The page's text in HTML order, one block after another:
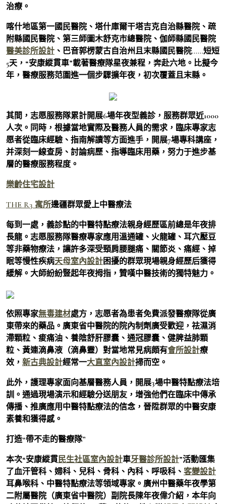
治療。
喀什地區第一國民醫院、塔什庫爾干塔吉克自治縣醫院、疏
附縣國民醫院、第三師圖木舒克市總醫院、伽師縣國民醫院
醫美診所設計 、巴音郭楞蒙古自治州且末縣國民醫院……短短
5天，“安康縱貫車”載著醫療隊星夜兼程，奔赴六地。比擬今
年，醫療服務范圍進一個步驟擴年夜，初次覆蓋且末縣。
其間，志愿服務隊累計開展6場年夜型義診，服務群眾近1000
人次。同時，根據當地實際及醫務人員的需求，臨床專家志
愿者從臨床經驗、指南解讀等方面進手，開展7場專科講座，
并深刻一線查房、討論病歷、指導臨床用藥，努力于進步基
層的醫療服務程度。
樂齡住宅設計
THE R3 寓所邊疆群眾愛上中醫療法
每到一處，義診點的中醫特點療法親身經歷區前總是年夜排
長龍。志愿服務隊醫療專家應用溫通罐、火龍罐、耳穴壓豆
等非藥物療法，讓許多深受頸肩腰腿痛、關節炎、痛經、掉
眠等慢性疾病天母室內設計困擾的群眾現場親身經歷后獲得
緩解。大師紛紛豎起年夜拇指，贊嘆中醫技術的獨特魅力。
依照專家無毒建材處方，志愿者為患者免費派發醫療隊從廣
東帶來的藥品。廣東省中醫院的院內制劑廣受歡迎，祛濕消
滯顆粒、痠痛油、養陰舒肝膠囊、通冠膠囊、健脾益肺顆
粒、黃連滴鼻液（滴鼻靈）對當地常見病頗有會所設計療
效， 新古典設計經常一大直室內設計掃而空。
此外，護理專家面向基層醫務人員，開展3場中醫特點療法培
訓。通過現場演示和經驗分送朋友，增強他們在臨床中傳承
傳播、推廣應用中醫特點療法的信念，晉陞群眾的中醫安康
素養和獲得感。
打造“帶不走的醫療隊”
本次“安康縱貫民生社區室內設計車牙醫診所設計”活動匯集
了血汗管科、婦科、兒科、骨科、內科、呼吸科、 客變設計
耳鼻喉科、中醫特點療法等領域專家。廣州中醫藥年夜學第
二附屬醫院（廣東省中醫院）副院長陳年夜偉介紹，本年向